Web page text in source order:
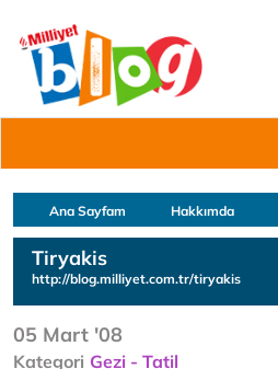
Ana Sayfam Hakkımda
Tiryakis
http://blog.milliyet.com.tr/tiryakis
05 Mart '08
Kategori Gezi - Tatil